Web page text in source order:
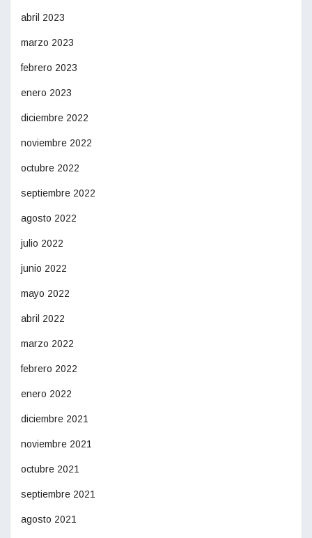
abril 2023
marzo 2023
febrero 2023
enero 2023
diciembre 2022
noviembre 2022
octubre 2022
septiembre 2022
agosto 2022
julio 2022
junio 2022
mayo 2022
abril 2022
marzo 2022
febrero 2022
enero 2022
diciembre 2021
noviembre 2021
octubre 2021
septiembre 2021
agosto 2021